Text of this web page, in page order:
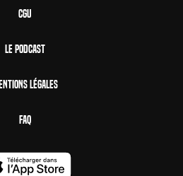
CGU
Le Podcast
Légales
FAQ